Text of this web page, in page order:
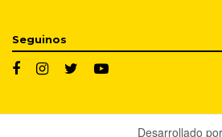
Seguinos
Desarrollado por